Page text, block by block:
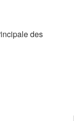
des